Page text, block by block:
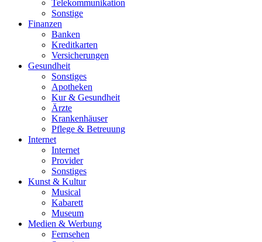
Telekommunikation
Sonstige
Finanzen
Banken
Kreditkarten
Versicherungen
Gesundheit
Sonstiges
Apotheken
Kur & Gesundheit
Ärzte
Krankenhäuser
Pflege & Betreuung
Internet
Internet
Provider
Sonstiges
Kunst & Kultur
Musical
Kabarett
Museum
Medien & Werbung
Fernsehen